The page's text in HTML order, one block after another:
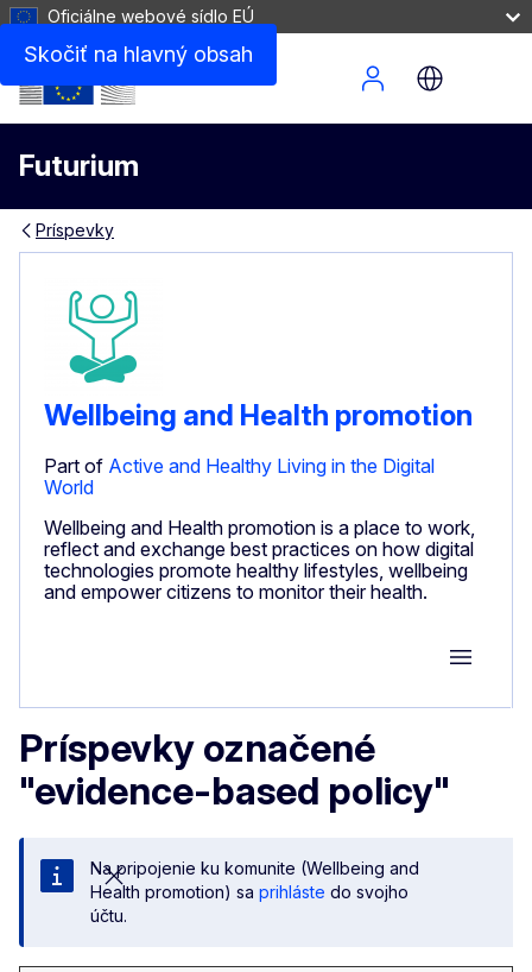
Skočiť na hlavný obsah
Oficiálne webové sídlo EÚ
Futurium
Site Menu
Príspevky
Wellbeing and Health promotion
Part of Active and Healthy Living in the Digital
World
Wellbeing and Health promotion is a place to work,
reflect and exchange best practices on how digital
technologies promote healthy lifestyles, wellbeing
and empower citizens to monitor their health.
Group
Príspevky označené
"evidence-based policy"
Na pripojenie ku komunite (Wellbeing and
Health promotion) sa prihláste do svojho
účtu.